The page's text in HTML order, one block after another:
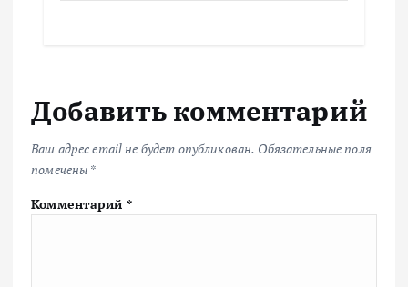
Добавить комментарий
Ваш адрес email не будет опубликован. Обязательные поля
помечены *
Комментарий *